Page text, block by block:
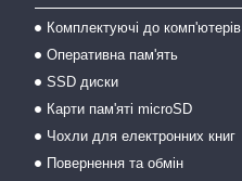
Комплектуючі до комп'ютерів
Оперативна пам'ять
SSD диски
Карти пам'яті microSD
Чохли для електронних книг
Повернення та обмін